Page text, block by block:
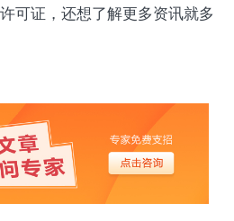
可证，还想了解更多资讯就多